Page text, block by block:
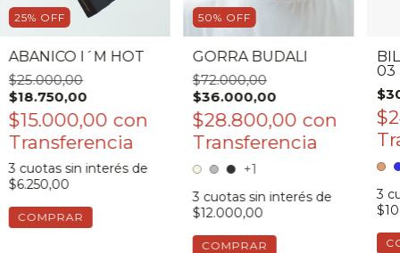
25% OFF
ABANICO I´M HOT
$25.000,00
$18.750,00
$15.000,00 con
3 cuotas sin interés de
$6.250,00
COMPRAR
50% OFF
GORRA BUDALI
$72.000,00
$36.000,00
$28.800,00 con
+1
3 cuotas sin interés de
$12.000,00
COMPRAR
03
3